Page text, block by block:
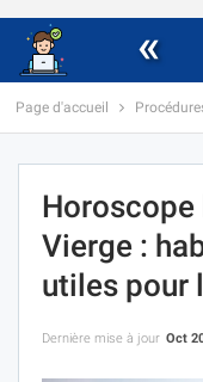
«
Page d'accueil
Horoscope
Vierge :
utiles pour
Dernière mise à jour Oct